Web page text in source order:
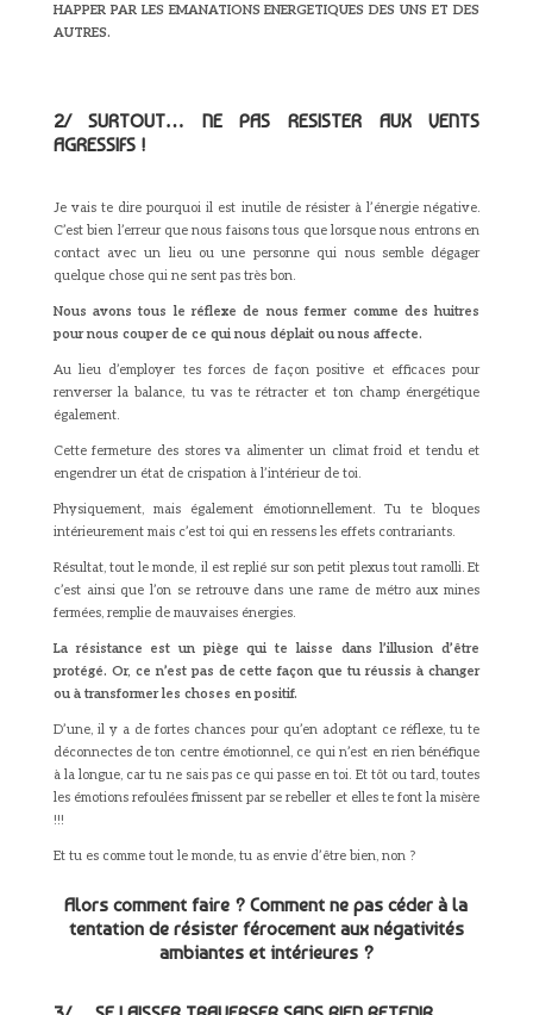
HAPPER PAR LES EMANATIONS ENERGETIQUES DES UNS ET DES
AUTRES.
2/ SURTOUT… NE PAS RESISTER AUX VENTS
AGRESSIFS !
Je vais te dire pourquoi il est inutile de résister à l’énergie négative.
C’est bien l’erreur que nous faisons tous que lorsque nous entrons en
contact avec un lieu ou une personne qui nous semble dégager
quelque chose qui ne sent pas très bon.
Nous avons tous le réflexe de nous fermer comme des huitres
pour nous couper de ce qui nous déplait ou nous affecte.
Au lieu d’employer tes forces de façon positive et efficaces pour
renverser la balance, tu vas te rétracter et ton champ énergétique
également.
Cette fermeture des stores va alimenter un climat froid et tendu et
engendrer un état de crispation à l’intérieur de toi.
Physiquement, mais également émotionnellement. Tu te bloques
intérieurement mais c’est toi qui en ressens les effets contrariants.
Résultat, tout le monde, il est replié sur son petit plexus tout ramolli. Et
c’est ainsi que l’on se retrouve dans une rame de métro aux mines
fermées, remplie de mauvaises énergies.
La résistance est un piège qui te laisse dans l’illusion d’être
protégé. Or, ce n’est pas de cette façon que tu réussis à changer
ou à transformer les choses en positif.
D’une, il y a de fortes chances pour qu’en adoptant ce réflexe, tu te
déconnectes de ton centre émotionnel, ce qui n’est en rien bénéfique
à la longue, car tu ne sais pas ce qui passe en toi. Et tôt ou tard, toutes
les émotions refoulées finissent par se rebeller et elles te font la misère
!!!
Et tu es comme tout le monde, tu as envie d’être bien, non ?
Alors comment faire ? Comment ne pas céder à la
tentation de résister férocement aux négativités
ambiantes et intérieures ?